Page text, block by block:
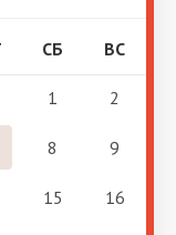
СБ ВС
1 2
8 9
15 16